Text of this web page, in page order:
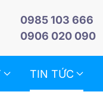
0985 103 666
0906 020 090
TIN TỨC